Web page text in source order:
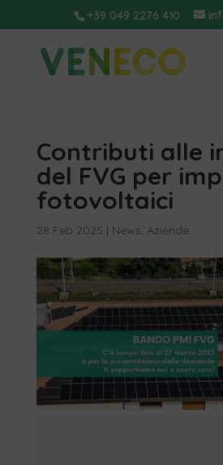
+39 049 2276 410
Contributi alle
del FVG per
fotovoltaici
28 Feb 2025 | News, Aziende